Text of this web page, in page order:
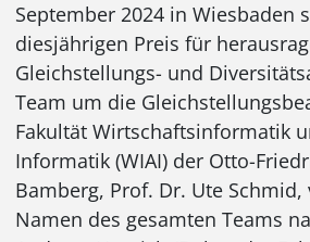
September 2024 in Wiesbaden
diesjährigen Preis für
Gleichstellungs- und
Team um die
Fakultät Wirtschaftsinformatik
Informatik (WIAI) der Otto-
Bamberg, Prof. Dr. Ute Schmid,
Namen des gesamten Teams